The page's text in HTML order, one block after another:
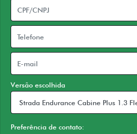
Versão escolhida
Preferência de contato: